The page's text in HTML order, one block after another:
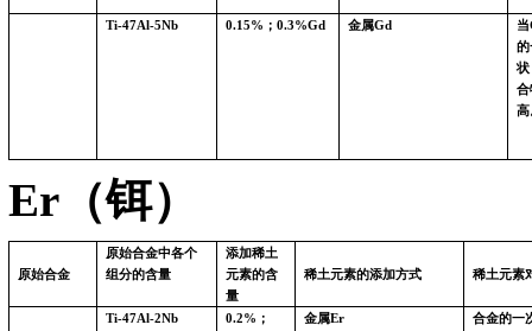
Ti-47Al-5Nb 0.15% ； 0.3%Gd 金属Gd 当
的
状
合
高
Er（铒）
原始合金
原始合金中各个
组分的含量
添加稀土
元素的含
量
稀土元素的添加方式 稀土元素
Ti-47Al-2Nb 0.2% ；
金属Er
合金的一